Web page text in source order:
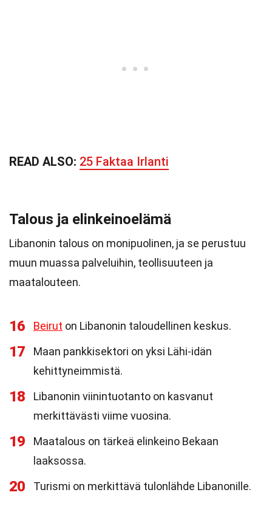
READ ALSO: 25 Faktaa Irlanti
Talous ja elinkeinoelämä
Libanonin talous on monipuolinen, ja se perustuu
muun muassa palveluihin, teollisuuteen ja
maatalouteen.
16 Beirut on Libanonin taloudellinen keskus.
17
Maan pankkisektori on yksi Lähi-idän
kehittyneimmistä.
18
Libanonin viinintuotanto on kasvanut
merkittävästi viime vuosina.
19
Maatalous on tärkeä elinkeino Bekaan
laaksossa.
20 Turismi on merkittävä tulonlähde Libanonille.